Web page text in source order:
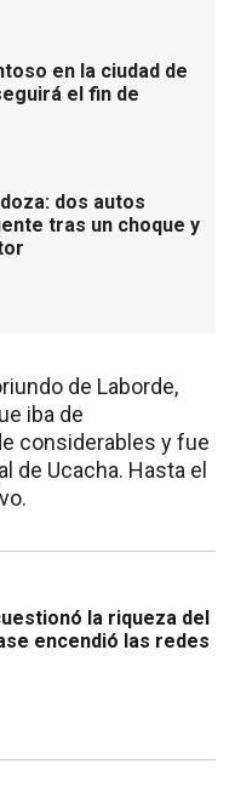
en la ciudad de
el fin de
dos autos
tras un choque y
de Laborde,
iba de
considerables y fue
de Ucacha. Hasta el
la riqueza del
encendió las redes